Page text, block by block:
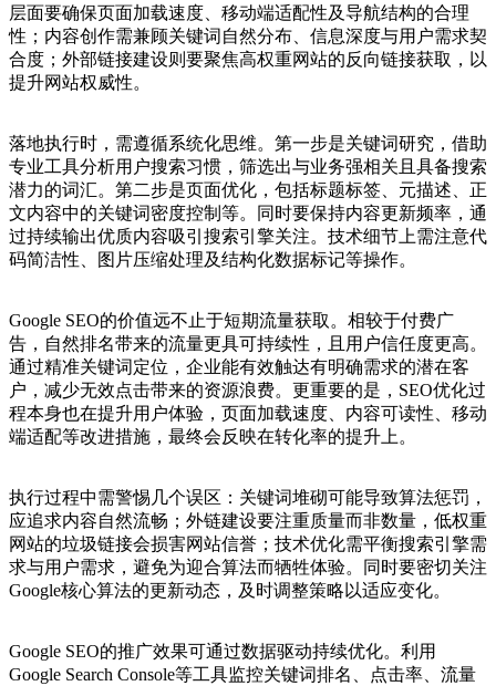
层面要确保页面加载速度、移动端适配性及导航结构的合理
性；内容创作需兼顾关键词自然分布、信息深度与用户需求契
合度；外部链接建设则要聚焦高权重网站的反向链接获取，以
提升网站权威性。
落地执行时，需遵循系统化思维。第一步是关键词研究，借助
专业工具分析用户搜索习惯，筛选出与业务强相关且具备搜索
潜力的词汇。第二步是页面优化，包括标题标签、元描述、正
文内容中的关键词密度控制等。同时要保持内容更新频率，通
过持续输出优质内容吸引搜索引擎关注。技术细节上需注意代
码简洁性、图片压缩处理及结构化数据标记等操作。
Google SEO的价值远不止于短期流量获取。相较于付费广
告，自然排名带来的流量更具可持续性，且用户信任度更高。
通过精准关键词定位，企业能有效触达有明确需求的潜在客
户，减少无效点击带来的资源浪费。更重要的是，SEO优化过
程本身也在提升用户体验，页面加载速度、内容可读性、移动
端适配等改进措施，最终会反映在转化率的提升上。
执行过程中需警惕几个误区：关键词堆砌可能导致算法惩罚，
应追求内容自然流畅；外链建设要注重质量而非数量，低权重
网站的垃圾链接会损害网站信誉；技术优化需平衡搜索引擎需
求与用户需求，避免为迎合算法而牺牲体验。同时要密切关注
Google核心算法的更新动态，及时调整策略以适应变化。
Google SEO的推广效果可通过数据驱动持续优化。利用
Google Search Console等工具监控关键词排名、点击率、流量